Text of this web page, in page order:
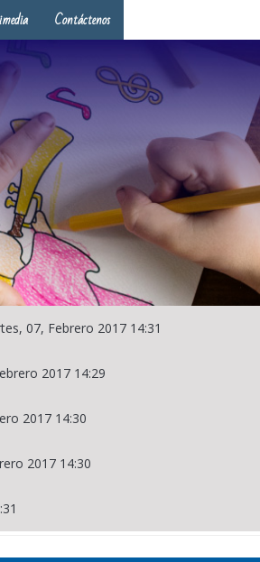
Contáctenos
07, Febrero 2017 14:31
2017 14:29
2017 14:30
2017 14:30